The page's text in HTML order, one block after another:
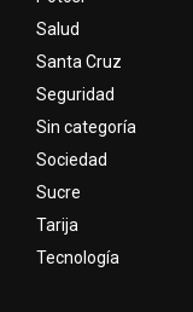
Salud
Santa Cruz
Seguridad
Sin categoría
Sociedad
Sucre
Tarija
Tecnología